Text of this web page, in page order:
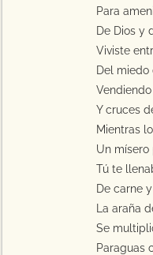
Para
De Dios y
Viviste
Del
Y cruces
Mientras
Un
Tú te
De carne
La araña
Se
Paraguas